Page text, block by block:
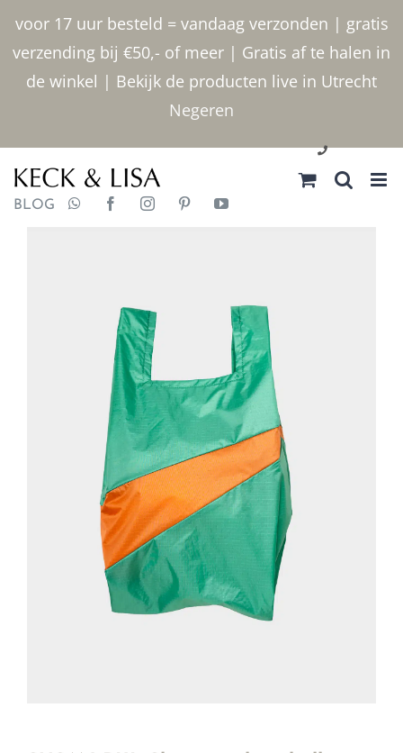
voor 17 uur besteld = vandaag verzonden | gratis
verzending bij €50,- of meer | Gratis af te halen in
de winkel | Bekijk de producten live in Utrecht
Negeren
inhoud
030 2400000
BLOG